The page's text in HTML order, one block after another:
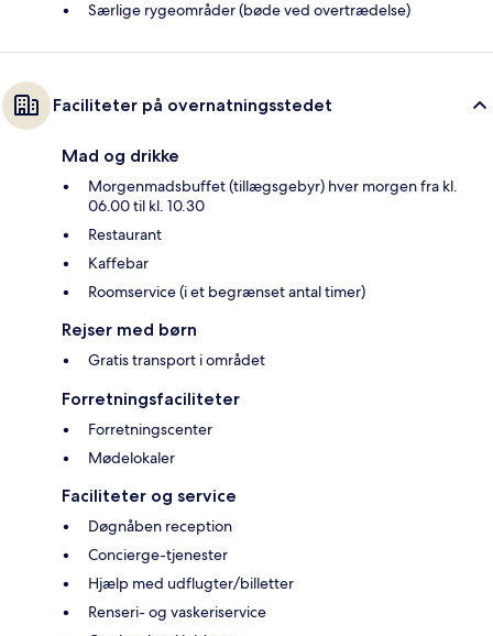
Særlige rygeområder (bøde ved overtrædelse)
Faciliteter på overnatningsstedet
Mad og drikke
Morgenmadsbuffet (tillægsgebyr) hver morgen fra kl.
06.00 til kl. 10.30
Restaurant
Kaffebar
Roomservice (i et begrænset antal timer)
Rejser med børn
Gratis transport i området
Forretningsfaciliteter
Forretningscenter
Mødelokaler
Faciliteter og service
Døgnåben reception
Concierge-tjenester
Hjælp med udflugter/billetter
Renseri- og vaskeriservice